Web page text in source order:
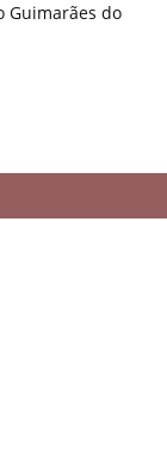
Guimarães do